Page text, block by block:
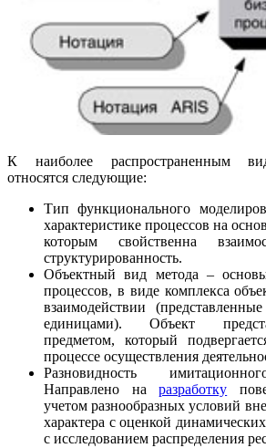
К наиболее распространенным
относятся следующие:
Тип функционального
характеристике процессов на
которым свойственна
структурированность.
Объектный вид метода –
процессов, в виде комплекса
взаимодействии
единицами). Объект
предметом, который
процессе осуществления
Разновидность
Направлено наразработку
учетом разнообразных условий
характера с оценкой
с исследованием распределения